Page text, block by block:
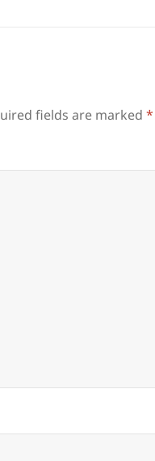
fields are marked*